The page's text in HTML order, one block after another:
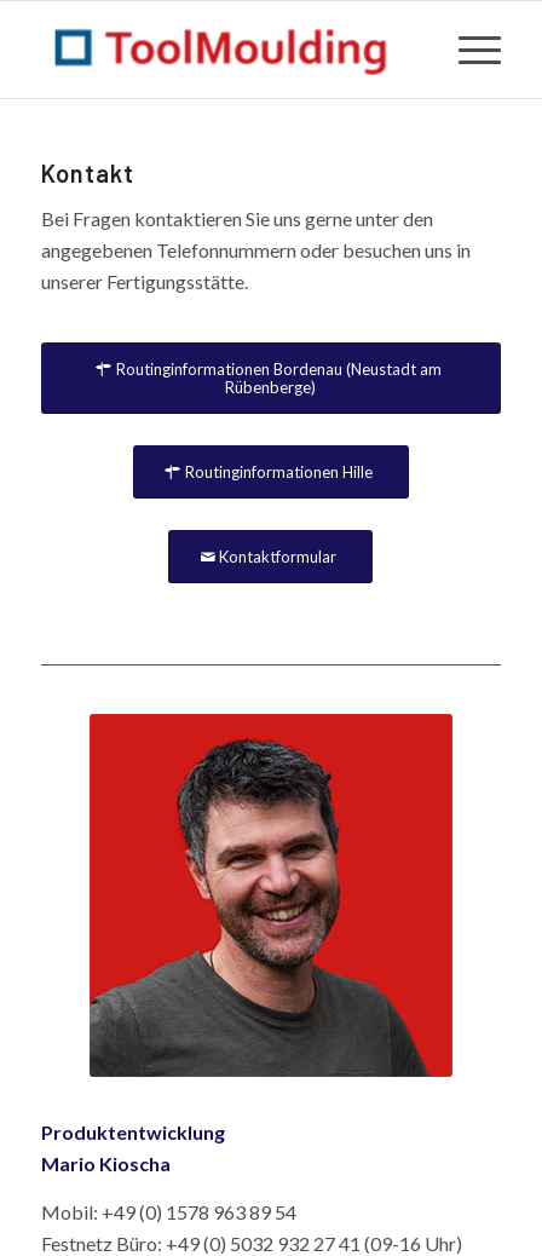
Kontakt
Bei Fragen kontaktieren Sie uns gerne unter den
angegebenen Telefonnummern oder besuchen uns in
unserer Fertigungsstätte.
Routinginformationen Bordenau (Neustadt am
Rübenberge)
Routinginformationen Hille
Kontaktformular
Produktentwicklung
Mario Kioscha
Mobil: +49 (0) 1578 963 89 54
Festnetz Büro: +49 (0) 5032 932 27 41 (09-16 Uhr)